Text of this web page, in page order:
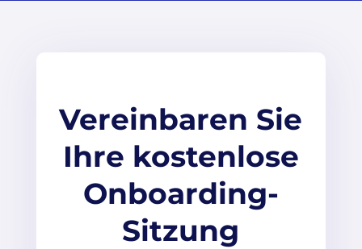
Vereinbaren Sie
Ihre kostenlose
Onboarding-
Sitzung